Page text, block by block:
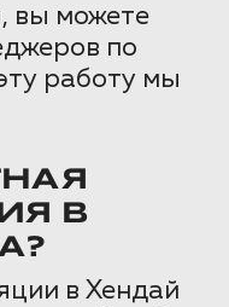
вы можете
по
работу мы
В
в Хендай